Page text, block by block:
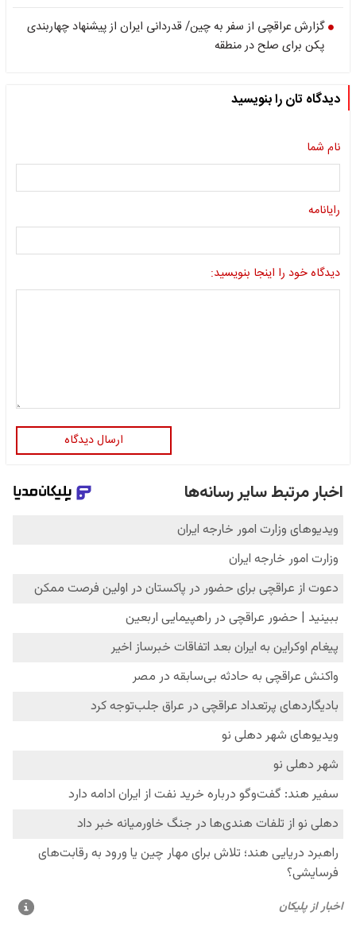
گزارش عراقچی از سفر به چین/ قدردانی ایران از پیشنهاد چهاربندی
پکن برای صلح در منطقه
دیدگاه تان را بنویسید
نام شما
رایانامه
دیدگاه خود را اینجا بنویسید:
ارسال دیدگاه